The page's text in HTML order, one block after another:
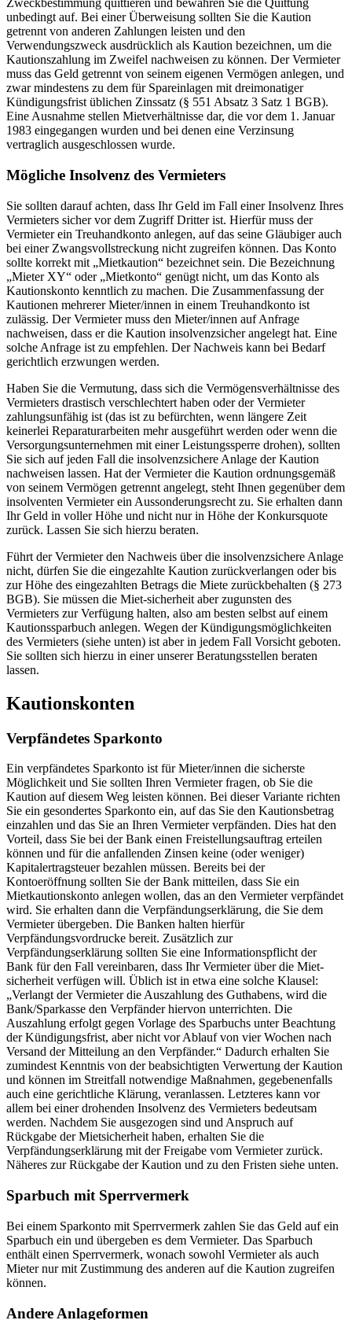
Zweckbestimmung quittieren und bewahren Sie die Quittung
unbedingt auf. Bei einer Überweisung sollten Sie die Kaution
getrennt von anderen Zahlungen leisten und den
Verwendungszweck ausdrücklich als Kaution bezeichnen, um die
Kautionszahlung im Zweifel nachweisen zu können. Der Vermieter
muss das Geld getrennt von seinem eigenen Vermögen anlegen, und
zwar mindestens zu dem für Spareinlagen mit dreimonatiger
Kündigungsfrist üblichen Zinssatz (§ 551 Absatz 3 Satz 1 BGB).
Eine Ausnahme stellen Mietverhältnisse dar, die vor dem 1. Januar
1983 eingegangen wurden und bei denen eine Verzinsung
vertraglich ausgeschlossen wurde.
Mögliche Insolvenz des Vermieters
Sie sollten darauf achten, dass Ihr Geld im Fall einer Insolvenz Ihres
Vermieters sicher vor dem Zugriff Dritter ist. Hierfür muss der
Vermieter ein Treuhandkonto anlegen, auf das seine Gläubiger auch
bei einer Zwangsvollstreckung nicht zugreifen können. Das Konto
sollte korrekt mit „Mietkaution“ bezeichnet sein. Die Bezeichnung
„Mieter XY“ oder „Mietkonto“ genügt nicht, um das Konto als
Kautionskonto kenntlich zu machen. Die Zusammenfassung der
Kautionen mehrerer Mieter/innen in einem Treuhandkonto ist
zulässig. Der Vermieter muss den Mieter/innen auf Anfrage
nachweisen, dass er die Kaution insolvenzsicher angelegt hat. Eine
solche Anfrage ist zu empfehlen. Der Nachweis kann bei Bedarf
gerichtlich erzwungen werden.
Haben Sie die Vermutung, dass sich die Vermögensverhältnisse des
Vermieters drastisch verschlechtert haben oder der Vermieter
zahlungsunfähig ist (das ist zu befürchten, wenn längere Zeit
keinerlei Reparaturarbeiten mehr ausgeführt werden oder wenn die
Versorgungsunternehmen mit einer Leistungssperre drohen), sollten
Sie sich auf jeden Fall die insolvenzsichere Anlage der Kaution
nachweisen lassen. Hat der Vermieter die Kaution ordnungsgemäß
von seinem Vermögen getrennt angelegt, steht Ihnen gegenüber dem
insolventen Vermieter ein Aussonderungsrecht zu. Sie erhalten dann
Ihr Geld in voller Höhe und nicht nur in Höhe der Konkursquote
zurück. Lassen Sie sich hierzu beraten.
Führt der Vermieter den Nachweis über die insolvenzsichere Anlage
nicht, dürfen Sie die eingezahlte Kaution zurückverlangen oder bis
zur Höhe des eingezahlten Betrags die Miete zurückbehalten (§ 273
BGB). Sie müssen die Miet-sicherheit aber zugunsten des
Vermieters zur Verfügung halten, also am besten selbst auf einem
Kautionssparbuch anlegen. Wegen der Kündigungsmöglichkeiten
des Vermieters (siehe unten) ist aber in jedem Fall Vorsicht geboten.
Sie sollten sich hierzu in einer unserer Beratungsstellen beraten
lassen.
Kautionskonten
Verpfändetes Sparkonto
Ein verpfändetes Sparkonto ist für Mieter/innen die sicherste
Möglichkeit und Sie sollten Ihren Vermieter fragen, ob Sie die
Kaution auf diesem Weg leisten können. Bei dieser Variante richten
Sie ein gesondertes Sparkonto ein, auf das Sie den Kautionsbetrag
einzahlen und das Sie an Ihren Vermieter verpfänden. Dies hat den
Vorteil, dass Sie bei der Bank einen Freistellungsauftrag erteilen
können und für die anfallenden Zinsen keine (oder weniger)
Kapitalertragsteuer bezahlen müssen. Bereits bei der
Kontoeröffnung sollten Sie der Bank mitteilen, dass Sie ein
Mietkautionskonto anlegen wollen, das an den Vermieter verpfändet
wird. Sie erhalten dann die Verpfändungserklärung, die Sie dem
Vermieter übergeben. Die Banken halten hierfür
Verpfändungsvordrucke bereit. Zusätzlich zur
Verpfändungserklärung sollten Sie eine Informationspflicht der
Bank für den Fall vereinbaren, dass Ihr Vermieter über die Miet-
sicherheit verfügen will. Üblich ist in etwa eine solche Klausel:
„Verlangt der Vermieter die Auszahlung des Guthabens, wird die
Bank/Sparkasse den Verpfänder hiervon unterrichten. Die
Auszahlung erfolgt gegen Vorlage des Sparbuchs unter Beachtung
der Kündigungsfrist, aber nicht vor Ablauf von vier Wochen nach
Versand der Mitteilung an den Verpfänder.“ Dadurch erhalten Sie
zumindest Kenntnis von der beabsichtigten Verwertung der Kaution
und können im Streitfall notwendige Maßnahmen, gegebenenfalls
auch eine gerichtliche Klärung, veranlassen. Letzteres kann vor
allem bei einer drohenden Insolvenz des Vermieters bedeutsam
werden. Nachdem Sie ausgezogen sind und Anspruch auf
Rückgabe der Mietsicherheit haben, erhalten Sie die
Verpfändungserklärung mit der Freigabe vom Vermieter zurück.
Näheres zur Rückgabe der Kaution und zu den Fristen siehe unten.
Sparbuch mit Sperrvermerk
Bei einem Sparkonto mit Sperrvermerk zahlen Sie das Geld auf ein
Sparbuch ein und übergeben es dem Vermieter. Das Sparbuch
enthält einen Sperrvermerk, wonach sowohl Vermieter als auch
Mieter nur mit Zustimmung des anderen auf die Kaution zugreifen
können.
Andere Anlageformen